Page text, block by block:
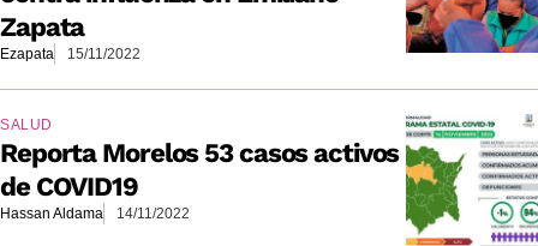
Zapata
Ezapata 15/11/2022
SALUD
Reporta Morelos 53 casos activos
de COVID19
Hassan Aldama 14/11/2022